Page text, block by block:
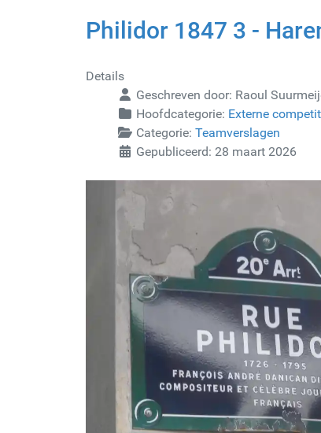
Philidor 1847 3 -
Details
Geschreven door: Raoul
Hoofdcategorie: Externe
Categorie: Teamverslagen
Gepubliceerd: 28 maart 2026